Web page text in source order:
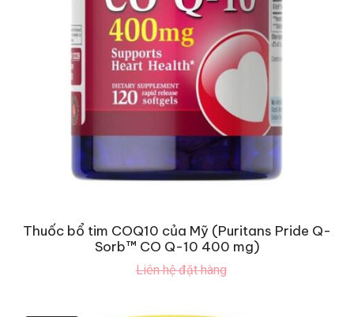
Thuốc bổ tim COQ10 của Mỹ (Puritans Pride Q-
Sorb™ CO Q-10 400 mg)
Liên hệ đặt hàng